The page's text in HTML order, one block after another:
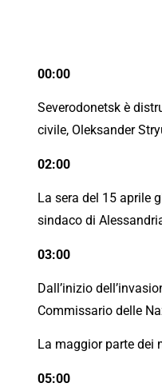
00:00
Severodonetsk è
civile, Oleksander
02:00
La sera del 15 aprile
sindaco di
03:00
Dall’inizio
Commissario delle
La maggior parte dei
05:00